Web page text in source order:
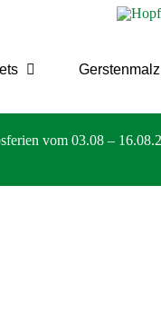
Gerstenmalz
vom 03.08 –